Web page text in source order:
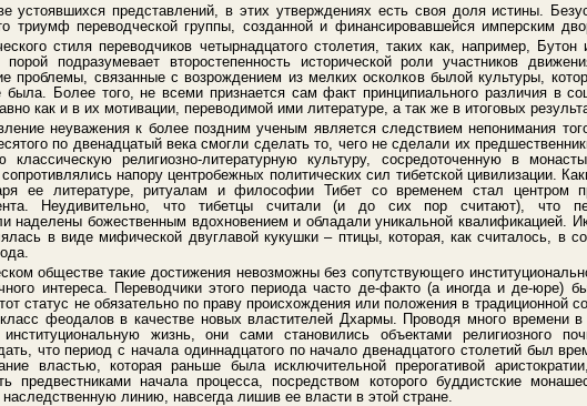
устоявшихся представлений, в этих утверждениях есть своя доля истины.
триумф переводческой группы, созданной и финансировавшейся имперским
стиля переводчиков четырнадцатого столетия, таких как, например,
подразумевает второстепенность исторической роли участников
проблемы, связанные с возрождением из мелких осколков былой культуры,
Более того, не всеми признается сам факт принципиального различия в
как и в их мотивации, переводимой ими литературе, а так же в итоговых
неуважения к более поздним ученым является следствием непонимания
по двенадцатый века смогли сделать то, чего не сделали их
религиозно-литературную культуру, сосредоточенную в
напору центробежных политических сил тибетской цивилизации.
ее литературе, ритуалам и философии Тибет со временем стал центром
Неудивительно, что тибетцы считали (и до сих пор считают), что
наделены божественным вдохновением и обладали уникальной квалификацией.
в виде мифической двуглавой кукушки – птицы, которая, как считалось, в
обществе такие достижения невозможны без сопутствующего
интереса. Переводчики этого периода часто де-факто (а иногда и де-юре)
статус не обязательно по праву происхождения или положения в традиционной
феодалов в качестве новых властителей Дхармы. Проводя много времени
институциональную жизнь, они сами становились объектами религиозного
что период с начала одиннадцатого по начало двенадцатого столетий был
властью, которая раньше была исключительной прерогативой
предвестниками начала процесса, посредством которого буддистские
линию, навсегда лишив ее власти в этой стране.